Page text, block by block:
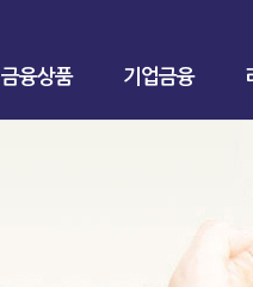
금융상품 기업금융